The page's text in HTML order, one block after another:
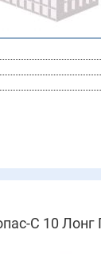
С 10 Лонг